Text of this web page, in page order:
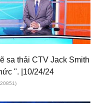
sa thải CTV Jack Smith
". |10/24/24